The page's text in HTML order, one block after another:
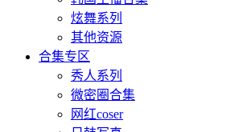
炫舞系列
其他资源
合集专区
秀人系列
微密圈合集
网红coser